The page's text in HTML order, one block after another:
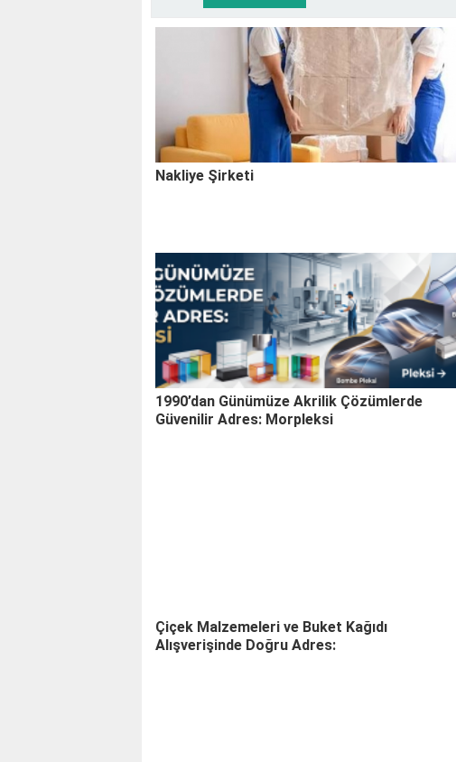
Nakliye Şirketi
1990’dan Günümüze Akrilik Çözümlerde
Güvenilir Adres: Morpleksi
Çiçek Malzemeleri ve Buket Kağıdı
Alışverişinde Doğru Adres: